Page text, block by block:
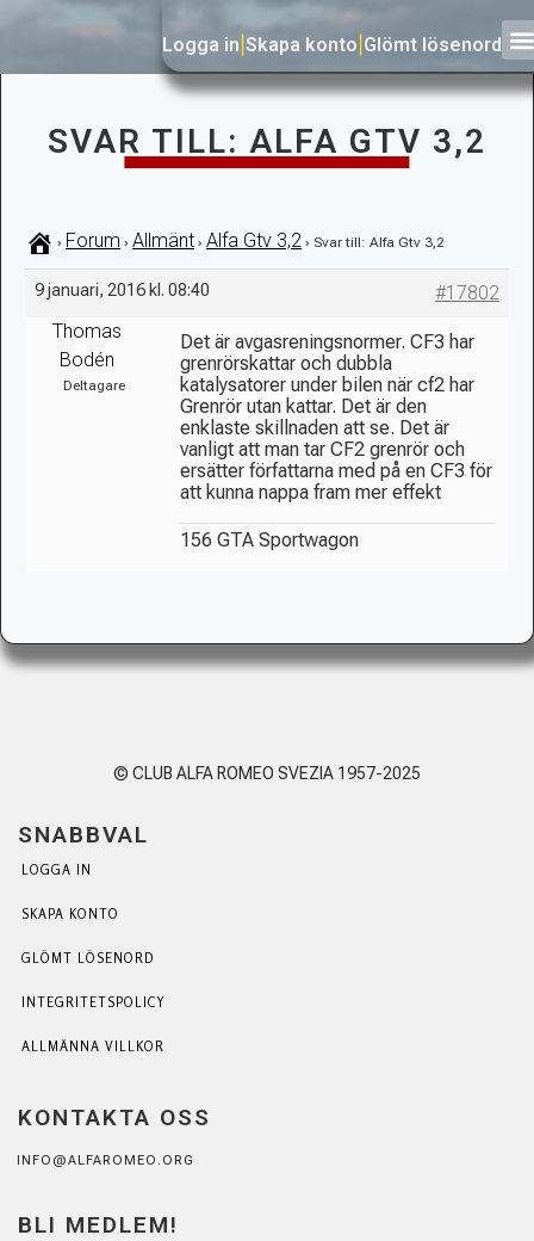
Logga in Skapa konto Glömt lösenord
SVAR TILL: ALFA GTV 3,2
› Forum › Allmänt › Alfa Gtv 3,2 › Svar till: Alfa Gtv 3,2
9 januari, 2016 kl. 08:40
#17802
Thomas
Bodén
Deltagare
Det är avgasreningsnormer. CF3 har
grenrörskattar och dubbla
katalysatorer under bilen när cf2 har
Grenrör utan kattar. Det är den
enklaste skillnaden att se. Det är
vanligt att man tar CF2 grenrör och
ersätter författarna med på en CF3 för
att kunna nappa fram mer effekt
156 GTA Sportwagon
© CLUB ALFA ROMEO SVEZIA 1957-2025
SNABBVAL
LOGGA IN
SKAPA KONTO
GLÖMT LÖSENORD
INTEGRITETSPOLICY
ALLMÄNNA VILLKOR
KONTAKTA OSS
INFO@ALFAROMEO.ORG
BLI MEDLEM!